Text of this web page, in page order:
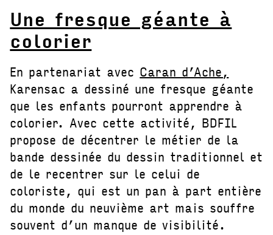
Une fresque géante à
colorier
En partenariat avec Caran d’Ache,
Karensac a dessiné une fresque géante
que les enfants pourront apprendre à
colorier. Avec cette activité, BDFIL
propose de décentrer le métier de la
bande dessinée du dessin traditionnel et
de le recentrer sur le celui de
coloriste, qui est un pan à part entière
du monde du neuvième art mais souffre
souvent d’un manque de visibilité.